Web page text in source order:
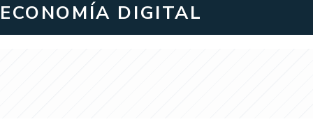
ECONOMÍA DIGITAL